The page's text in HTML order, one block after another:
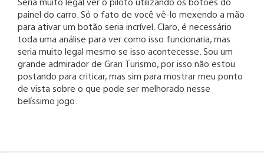
painel do carro. Só o fato de você vê-lo mexendo a mão
para ativar um botão seria incrível. Claro, é necessário
toda uma análise para ver como isso funcionaria, mas
seria muito legal mesmo se isso acontecesse. Sou um
grande admirador de Gran Turismo, por isso não estou
postando para criticar, mas sim para mostrar meu ponto
de vista sobre o que pode ser melhorado nesse
belíssimo jogo.